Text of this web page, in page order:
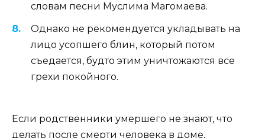
словам песни Муслима Магомаева.
Однако не рекомендуется укладывать на
лицо усопшего блин, который потом
съедается, будто этим уничтожаются все
грехи покойного.
Если родственники умершего не знают, что
делать после смерти человека в доме,